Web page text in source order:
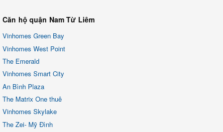
Căn hộ quận Nam Từ Liêm
Vinhomes Green Bay
Vinhomes West Point
The Emerald
Vinhomes Smart City
An Bình Plaza
The Matrix One thuê
Vinhomes Skylake
The Zei- Mỹ Đình